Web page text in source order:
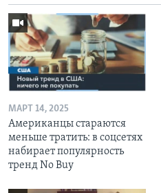
МАРТ 14, 2025
Американцы стараются
меньше тратить: в соцсетях
набирает популярность
тренд No Buy